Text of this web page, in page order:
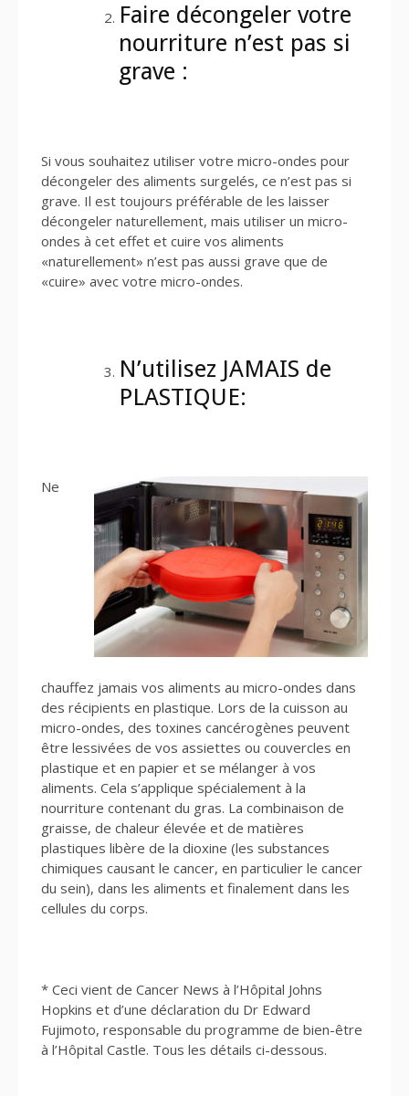
Faire décongeler votre
nourriture n’est pas si
grave :
Si vous souhaitez utiliser votre micro-ondes pour
décongeler des aliments surgelés, ce n’est pas si
grave. Il est toujours préférable de les laisser
décongeler naturellement, mais utiliser un micro-
ondes à cet effet et cuire vos aliments
«naturellement» n’est pas aussi grave que de
«cuire» avec votre micro-ondes.
N’utilisez JAMAIS de
PLASTIQUE:
Ne
chauffez jamais vos aliments au micro-ondes dans
des récipients en plastique. Lors de la cuisson au
micro-ondes, des toxines cancérogènes peuvent
être lessivées de vos assiettes ou couvercles en
plastique et en papier et se mélanger à vos
aliments. Cela s’applique spécialement à la
nourriture contenant du gras. La combinaison de
graisse, de chaleur élevée et de matières
plastiques libère de la dioxine (les substances
chimiques causant le cancer, en particulier le cancer
du sein), dans les aliments et finalement dans les
cellules du corps.
* Ceci vient de Cancer News à l’Hôpital Johns
Hopkins et d’une déclaration du Dr Edward
Fujimoto, responsable du programme de bien-être
à l’Hôpital Castle. Tous les détails ci-dessous.